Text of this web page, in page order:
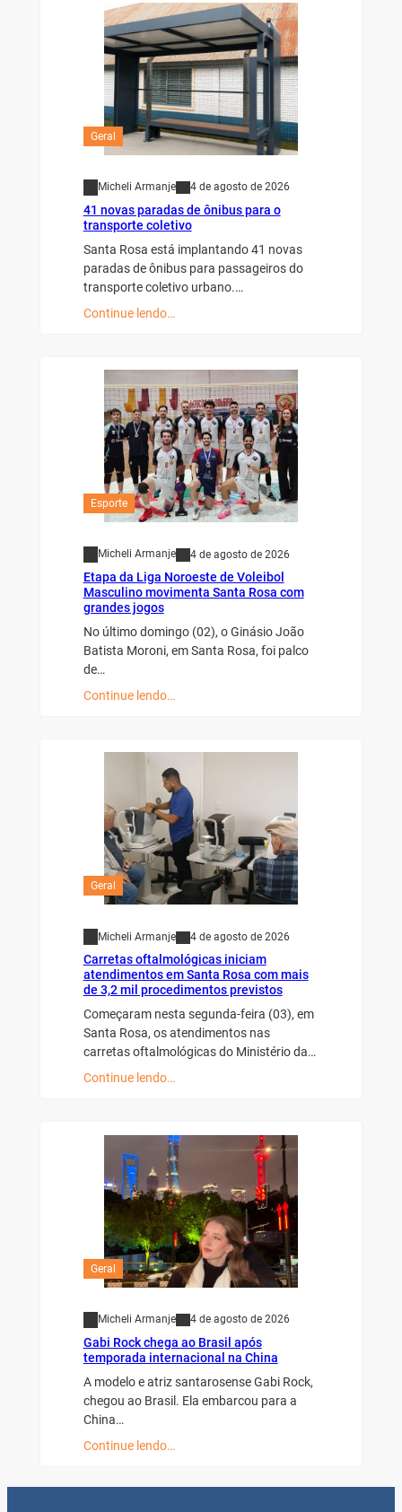
Geral
Micheli Armanje 4 de agosto de 2026
41 novas paradas de ônibus para o
transporte coletivo
Santa Rosa está implantando 41 novas
paradas de ônibus para passageiros do
transporte coletivo urbano.…
Continue lendo…
Esporte
Micheli Armanje 4 de agosto de 2026
Etapa da Liga Noroeste de Voleibol
Masculino movimenta Santa Rosa com
grandes jogos
No último domingo (02), o Ginásio João
Batista Moroni, em Santa Rosa, foi palco
de…
Continue lendo…
Geral
Micheli Armanje 4 de agosto de 2026
Carretas oftalmológicas iniciam
atendimentos em Santa Rosa com mais
de 3,2 mil procedimentos previstos
Começaram nesta segunda-feira (03), em
Santa Rosa, os atendimentos nas
carretas oftalmológicas do Ministério da…
Continue lendo…
Geral
Micheli Armanje 4 de agosto de 2026
Gabi Rock chega ao Brasil após
temporada internacional na China
A modelo e atriz santarosense Gabi Rock,
chegou ao Brasil. Ela embarcou para a
China…
Continue lendo…